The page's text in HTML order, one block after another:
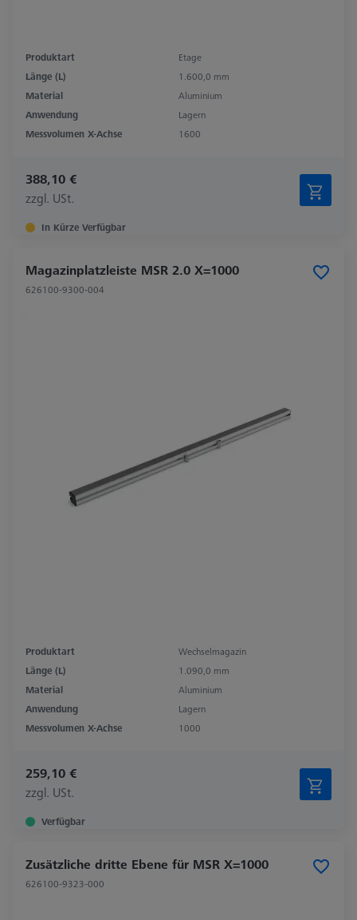
Produktart
Etage
Länge (L)
1.600,0 mm
Material
Aluminium
Anwendung
Lagern
Messvolumen X-Achse
1600
388,10 €
zzgl. USt.
In Kürze Verfügbar
Magazinplatzleiste MSR 2.0 X=1000
626100-9300-004
Produktart
Wechselmagazin
Länge (L)
1.090,0 mm
Material
Aluminium
Anwendung
Lagern
Messvolumen X-Achse
1000
259,10 €
zzgl. USt.
Verfügbar
Zusätzliche dritte Ebene für MSR X=1000
626100-9323-000